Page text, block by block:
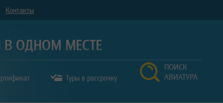
Контакты
Туры в рассрочку
ПОИСК
АВИАТУРА